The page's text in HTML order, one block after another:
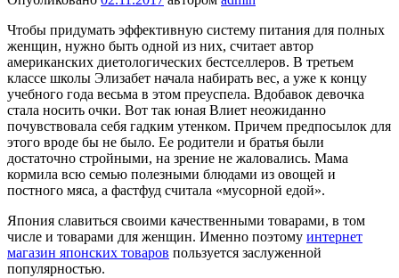
Чтобы придумать эффективную систему питания для полных
женщин, нужно быть одной из них, считает автор
американских диетологических бестселлеров. В третьем
классе школы Элизабет начала набирать вес, а уже к концу
учебного года весьма в этом преуспела. Вдобавок девочка
стала носить очки. Вот так юная Влиет неожиданно
почувствовала себя гадким утенком. Причем предпосылок для
этого вроде бы не было. Ее родители и братья были
достаточно стройными, на зрение не жаловались. Мама
кормила всю семью полезными блюдами из овощей и
постного мяса, а фастфуд считала «мусорной едой».
Япония славиться своими качественными товарами, в том
числе и товарами для женщин. Именно поэтому интернет
магазин японских товаров пользуется заслуженной
популярностью.